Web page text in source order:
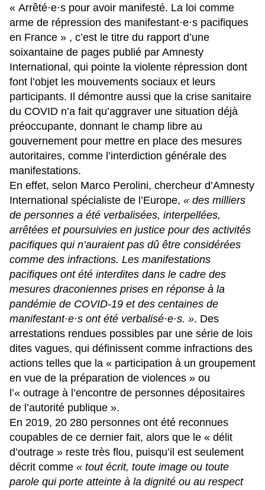
« Arrêté·e·s pour avoir manifesté. La loi comme
arme de répression des manifestant·e·s pacifiques
en France » , c’est le titre du rapport d’une
soixantaine de pages publié par Amnesty
International, qui pointe la violente répression dont
font l’objet les mouvements sociaux et leurs
participants. Il démontre aussi que la crise sanitaire
du COVID n’a fait qu’aggraver une situation déjà
préoccupante, donnant le champ libre au
gouvernement pour mettre en place des mesures
autoritaires, comme l’interdiction générale des
manifestations.
En effet, selon Marco Perolini, chercheur d’Amnesty
International spécialiste de l’Europe, « des milliers
de personnes a été verbalisées, interpellées,
arrêtées et poursuivies en justice pour des activités
pacifiques qui n’auraient pas dû être considérées
comme des infractions. Les manifestations
pacifiques ont été interdites dans le cadre des
mesures draconiennes prises en réponse à la
pandémie de COVID-19 et des centaines de
manifestant·e·s ont été verbalisé·e·s. ». Des
arrestations rendues possibles par une série de lois
dites vagues, qui définissent comme infractions des
actions telles que la « participation à un groupement
en vue de la préparation de violences » ou
l’« outrage à l’encontre de personnes dépositaires
de l’autorité publique ».
En 2019, 20 280 personnes ont été reconnues
coupables de ce dernier fait, alors que le « délit
d’outrage » reste très flou, puisqu’il est seulement
décrit comme « tout écrit, toute image ou toute
parole qui porte atteinte à la dignité ou au respect